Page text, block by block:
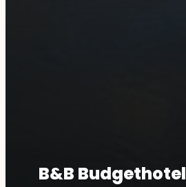
B&B Budgethotel